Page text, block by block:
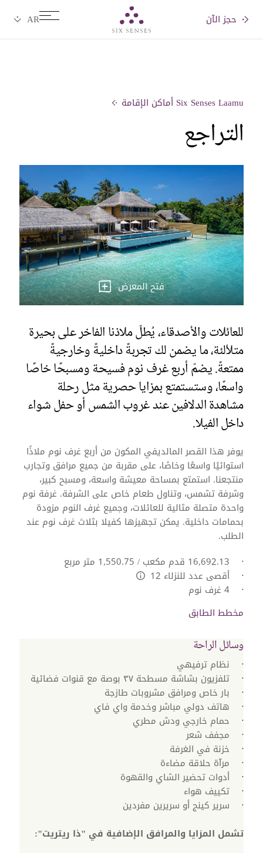
حجز الآن
Six Senses Laamu أماكن الإقامة
التراجع
فتح المعرض
للعائلات والأصدقاء، يُطلّ ملاذنا الفاخر على بحيرة
متلألئة، ما يضمن لك تجربةً داخليةً وخارجيةً
ممتعةً. يضمّ أربع غرف نوم فسيحة ومسبحًا خاصًا
واسعًا، وستستمتع بمزايا حصرية مثل رحلة
مشاهدة الدلافين عند غروب الشمس أو حفل شواء
داخل الفيلا.
يوفر هذا القصر المالديفي المكون من أربع غرف نوم ملاذًا
استوائيًا واسعًا وخاصًا، على مقربة من جميع مرافق وتجارب
منتجعنا. استمتع بمساحة معيشة واسعة، ومسبح كبير،
وشرفة تشمس، وتناول طعام خاص على الشرفة. غرفة نوم
واحدة متصلة مثالية للعائلات، وجميع غرف النوم مزودة
بحمامات داخلية. يمكن تجهيزها كفيلا بثلاث غرف نوم عند
الطلب.
16,692.13 قدم مكعب / 1,550.75 متر مربع
أقصى عدد للنزلاء 12
4 غرف نوم
مخطط الطابق
وسائل الراحة
نظام ترفيهي
تلفزيون بشاشة مسطحة ٣٧ بوصة مع قنوات فضائية
بار خاص ومرافق مشروبات طازجة
هاتف دولي مباشر وخدمة واي فاي
حمام خارجي ودش مطري
مجفف شعر
خزنة في الغرفة
مرآة حلاقة مضاءة
أدوات تحضير الشاي والقهوة
تكييف هواء
سرير كينج أو سريرين مفردين
تشمل المزايا والمرافق الإضافية في "ذا ريتريت":